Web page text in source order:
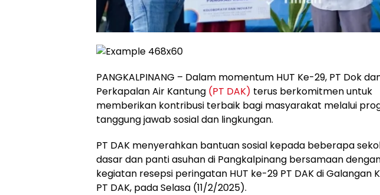
PANGKALPINANG – Dalam momentum HUT Ke-29, PT Dok
Perkapalan Air Kantung (PT DAK) terus berkomitmen untuk
memberikan kontribusi terbaik bagi masyarakat melalui
tanggung jawab sosial dan lingkungan.
PT DAK menyerahkan bantuan sosial kepada beberapa
dasar dan panti asuhan di Pangkalpinang bersamaan
kegiatan resepsi peringatan HUT ke-29 PT DAK di Galangan
PT DAK, pada Selasa (11/2/2025).